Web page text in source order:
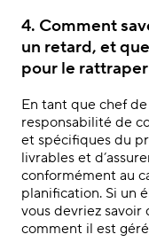
4. Comment
un retard, et
pour le
En tant que chef
responsabilité de
et spécifiques du
livrables et
conformément au
planification. Si un
vous devriez
comment il est